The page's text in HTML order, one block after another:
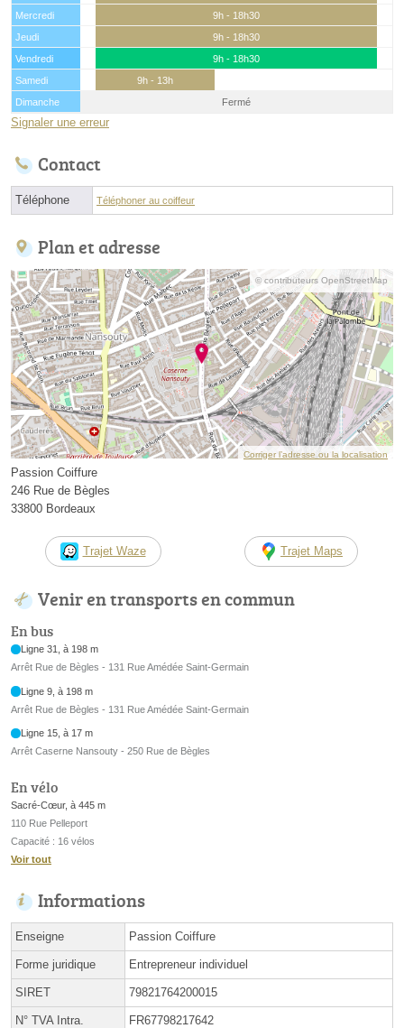
Mercredi
9h - 18h30
Jeudi
9h - 18h30
Vendredi
9h - 18h30
Samedi
9h - 13h
Dimanche
Fermé
Signaler une erreur
Contact
Téléphone Téléphoner au coiffeur
Plan et adresse
© contributeurs OpenStreetMap
Corriger l’adresse ou la localisation
Passion Coiffure
246 Rue de Bègles
33800 Bordeaux
Trajet Waze Trajet Maps
Venir en transports en commun
En bus
Ligne 31, à 198 m
Arrêt Rue de Bègles - 131 Rue Amédée Saint-Germain
Ligne 9, à 198 m
Arrêt Rue de Bègles - 131 Rue Amédée Saint-Germain
Ligne 15, à 17 m
Arrêt Caserne Nansouty - 250 Rue de Bègles
En vélo
Sacré-Cœur, à 445 m
110 Rue Pelleport
Capacité : 16 vélos
Voir tout
Informations
Enseigne Passion Coiffure
Forme juridique Entrepreneur individuel
SIRET 79821764200015
N° TVA Intra. FR67798217642